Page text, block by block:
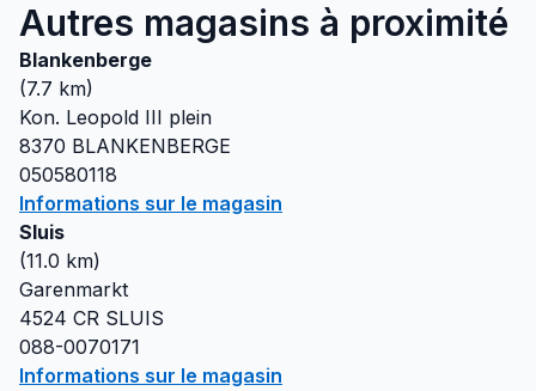
Autres magasins à proximité
Blankenberge
(7.7 km)
Kon. Leopold III plein
8370 BLANKENBERGE
050580118
Informations sur le magasin
Sluis
(11.0 km)
Garenmarkt
4524 CR SLUIS
088-0070171
Informations sur le magasin